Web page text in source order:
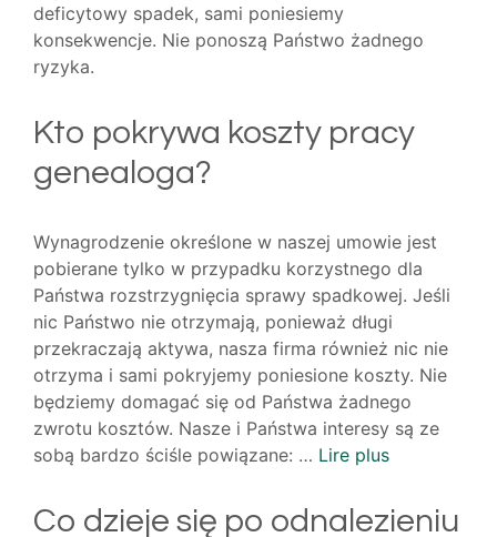
deficytowy spadek, sami poniesiemy
konsekwencje. Nie ponoszą Państwo żadnego
ryzyka.
Kto pokrywa koszty pracy
genealoga?
Wynagrodzenie określone w naszej umowie jest
pobierane tylko w przypadku korzystnego dla
Państwa rozstrzygnięcia sprawy spadkowej. Jeśli
nic Państwo nie otrzymają, ponieważ długi
przekraczają aktywa, nasza firma również nic nie
otrzyma i sami pokryjemy poniesione koszty. Nie
będziemy domagać się od Państwa żadnego
zwrotu kosztów. Nasze i Państwa interesy są ze
sobą bardzo ściśle powiązane: … Lire plus
Co dzieje się po odnalezieniu